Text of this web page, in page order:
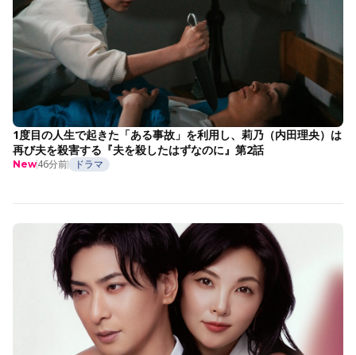
1度目の人生で起きた「ある事故」を利用し、莉乃（内田理央）は
再び夫を殺害する『夫を殺したはずなのに』第2話
New46分前 ドラマ